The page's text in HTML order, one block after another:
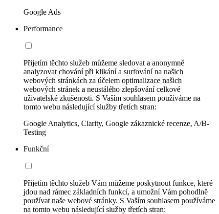
Google Ads
Performance
Přijetím těchto služeb můžeme sledovat a anonymně
analyzovat chování při klikání a surfování na našich
webových stránkách za účelem optimalizace našich
webových stránek a neustálého zlepšování celkové
uživatelské zkušenosti. S Vaším souhlasem používáme na
tomto webu následující služby třetích stran:
Google Analytics, Clarity, Google zákaznické recenze, A/B-
Testing
Funkční
Přijetím těchto služeb Vám můžeme poskytnout funkce, které
jdou nad rámec základních funkcí, a umožní Vám pohodlně
používat naše webové stránky. S Vaším souhlasem používáme
na tomto webu následující služby třetích stran: